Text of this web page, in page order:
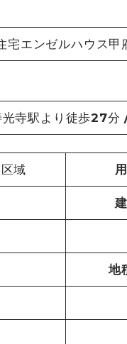
宅エンゼルハウス
寺駅より徒歩27
域
地